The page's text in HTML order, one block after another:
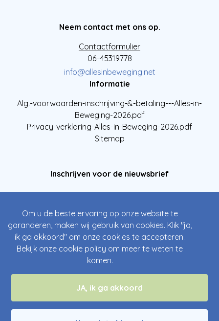
Neem contact met ons op.
Contactformulier
06–45319778
info@allesinbeweging.net
Informatie
Alg.-voorwaarden-inschrijving-&-betaling---Alles-in-
Beweging-2026.pdf
Privacy-verklaring-Alles-in-Beweging-2026.pdf
Sitemap
Inschrijven voor de nieuwsbrief
Inschrijven
Om u de beste ervaring op onze website te
garanderen, maken wij gebruik van cookies. Klik "ja,
ik ga akkoord" om onze cookies te accepteren.
Bekijk onze cookie policy om meer te weten te
komen.
JA, ik ga akkoord